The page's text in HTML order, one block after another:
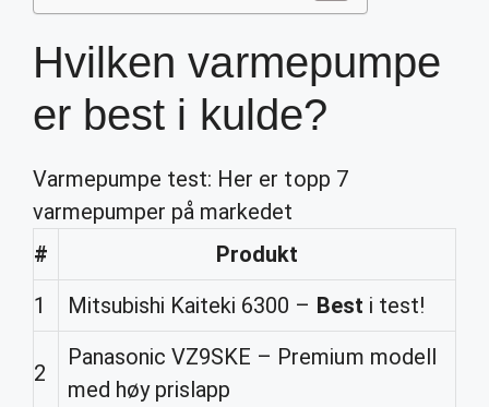
Hvilken varmepumpe
er best i kulde?
Varmepumpe test: Her er topp 7
varmepumper på markedet
#
Produkt
1
Mitsubishi Kaiteki 6300 – Best i test!
2
Panasonic VZ9SKE – Premium modell
med høy prislapp